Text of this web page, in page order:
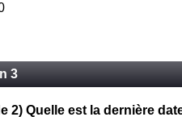
3
2) Quelle est la dernière